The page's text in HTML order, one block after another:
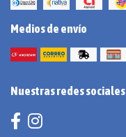
Medios de envío
Nuestras redes sociales